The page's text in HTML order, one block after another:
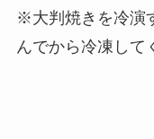
※大判焼きを冷演
んでから冷凍して